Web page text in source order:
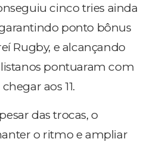
cinco tries ainda
ponto bônus
Rugby, e alcançando
pontuaram com
aos 11.
das trocas, o
o ritmo e ampliar